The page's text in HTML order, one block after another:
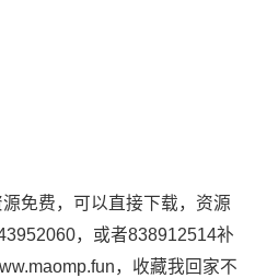
免费，可以直接下载，资源
，或者838912514补
，收藏我回家不